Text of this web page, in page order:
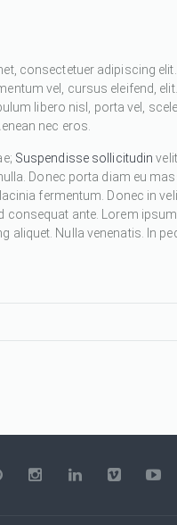
consectetuer adipiscing
vel, cursus eleifend,
libero nisl, porta vel,
nec eros.
Suspendisse sollicitudin
Donec porta diam eu
fermentum. Donec in
consequat ante. Lorem
aliquet. Nulla venenatis. In